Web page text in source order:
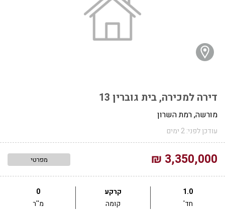
דירה למכירה, בית גוברין 13
מורשה, רמת השרון
עודכן לפני: 2 ימים
3,350,000 ₪ מפרטי
1.0
חד'
קרקע
קומה
0
מ''ר